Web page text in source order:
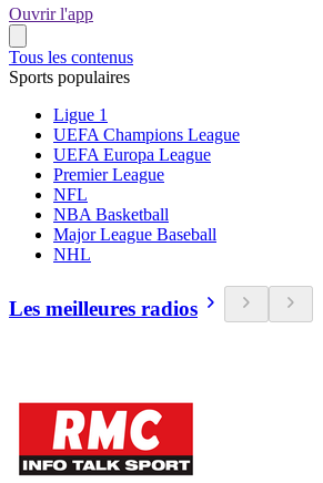
Ouvrir l'app
Tous les contenus
Sports populaires
Ligue 1
UEFA Champions League
UEFA Europa League
Premier League
NFL
NBA Basketball
Major League Baseball
NHL
Les meilleures radios